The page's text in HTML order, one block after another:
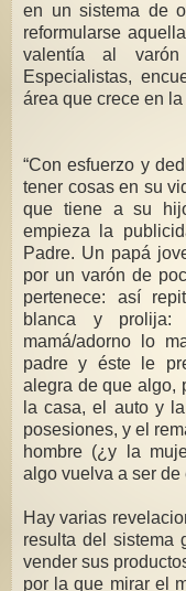
en un sistema de
reformularse
valentía al
Especialistas,
área que crece en
“Con esfuerzo y
tener cosas en su
que tiene a su
empieza la
Padre. Un papá
por un varón de
pertenece: así
blanca y prolija:
mamá/adorno lo
padre y éste le
alegra de que algo,
la casa, el auto y
posesiones, y el
hombre (¿y la
algo vuelva a ser de
Hay varias
resulta del sistema
vender sus
por la que mirar el